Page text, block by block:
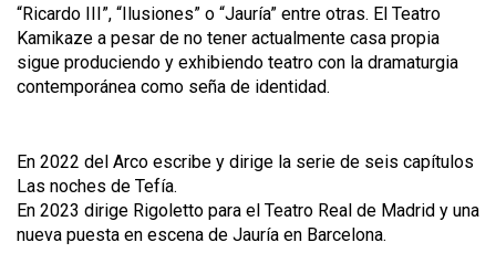
“Ricardo III”, “Ilusiones” o “Jauría” entre otras. El Teatro
Kamikaze a pesar de no tener actualmente casa propia
sigue produciendo y exhibiendo teatro con la dramaturgia
contemporánea como seña de identidad.
En 2022 del Arco escribe y dirige la serie de seis capítulos
Las noches de Tefía.
En 2023 dirige Rigoletto para el Teatro Real de Madrid y una
nueva puesta en escena de Jauría en Barcelona.